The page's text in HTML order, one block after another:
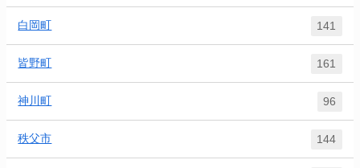
白岡町 141
皆野町 161
神川町 96
秩父市 144